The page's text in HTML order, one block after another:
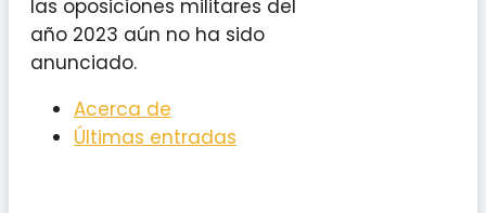
las oposiciones militares del
año 2023 aún no ha sido
anunciado.
Acerca de
Últimas entradas